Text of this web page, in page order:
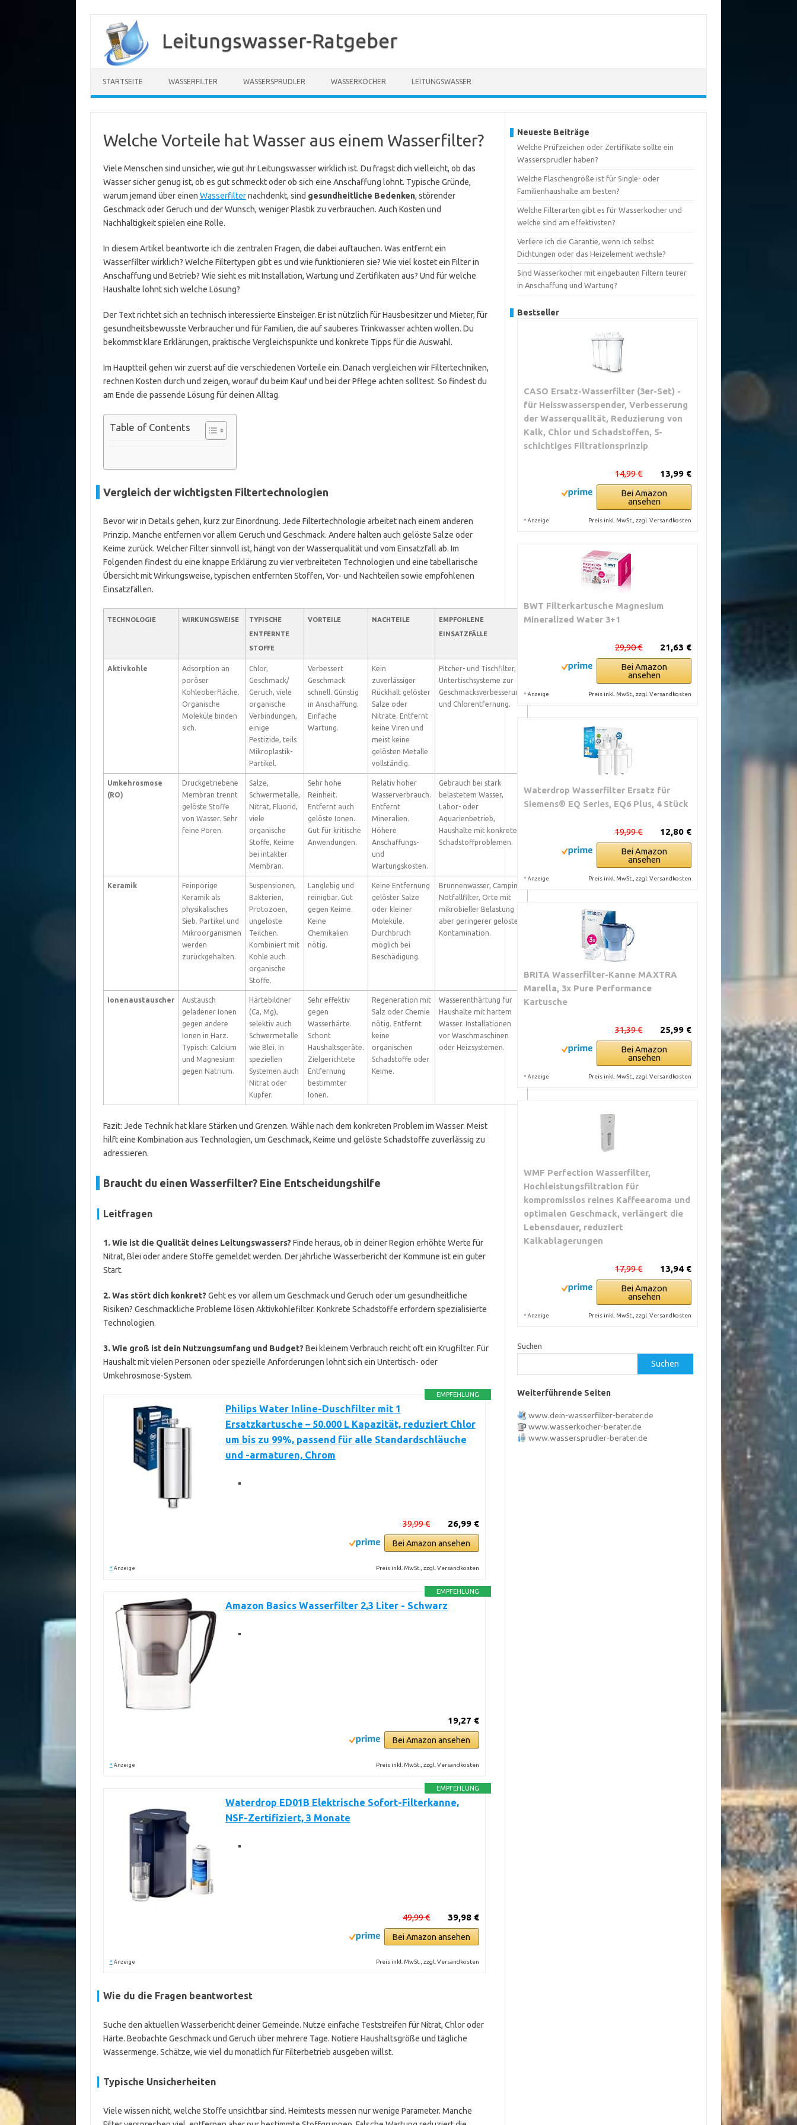
Inhalt
springen
Leitungswasser-Ratgeber
STARTSEITE WASSERFILTER WASSERSPRUDLER WASSERKOCHER LEITUNGSWASSER
Welche Vorteile hat Wasser aus einem Wasserfilter?
Viele Menschen sind unsicher, wie gut ihr Leitungswasser wirklich ist. Du fragst dich vielleicht, ob das
Wasser sicher genug ist, ob es gut schmeckt oder ob sich eine Anschaffung lohnt. Typische Gründe,
warum jemand über einen Wasserfilternachdenkt, sind gesundheitliche Bedenken, störender
Geschmack oder Geruch und der Wunsch, weniger Plastik zu verbrauchen. Auch Kosten und
Nachhaltigkeit spielen eine Rolle.
In diesem Artikel beantworte ich die zentralen Fragen, die dabei auftauchen. Was entfernt ein
Wasserfilter wirklich? Welche Filtertypen gibt es und wie funktionieren sie? Wie viel kostet ein Filter in
Anschaffung und Betrieb? Wie sieht es mit Installation, Wartung und Zertifikaten aus? Und für welche
Haushalte lohnt sich welche Lösung?
Der Text richtet sich an technisch interessierte Einsteiger. Er ist nützlich für Hausbesitzer und Mieter, für
gesundheitsbewusste Verbraucher und für Familien, die auf sauberes Trinkwasser achten wollen. Du
bekommst klare Erklärungen, praktische Vergleichspunkte und konkrete Tipps für die Auswahl.
Im Hauptteil gehen wir zuerst auf die verschiedenen Vorteile ein. Danach vergleichen wir Filtertechniken,
rechnen Kosten durch und zeigen, worauf du beim Kauf und bei der Pflege achten solltest. So findest du
am Ende die passende Lösung für deinen Alltag.
Table of Contents
Vergleich der wichtigsten Filtertechnologien
Bevor wir in Details gehen, kurz zur Einordnung. Jede Filtertechnologie arbeitet nach einem anderen
Prinzip. Manche entfernen vor allem Geruch und Geschmack. Andere halten auch gelöste Salze oder
Keime zurück. Welcher Filter sinnvoll ist, hängt von der Wasserqualität und vom Einsatzfall ab. Im
Folgenden findest du eine knappe Erklärung zu vier verbreiteten Technologien und eine tabellarische
Übersicht mit Wirkungsweise, typischen entfernten Stoffen, Vor- und Nachteilen sowie empfohlenen
Einsatzfällen.
TECHNOLOGIE WIRKUNGSWEISE
TYPISCHE
ENTFERNTE
STOFFE
VORTEILE NACHTEILE
EMPFOHLENE
EINSATZFÄLLE
Aktivkohle
Adsorption an
poröser
Kohleoberfläche.
Organische
Moleküle binden
sich.
Chlor,
Geschmack/
Geruch, viele
organische
Verbindungen,
einige
Pestizide, teils
Mikroplastik-
Partikel.
Verbessert
Geschmack
schnell. Günstig
in Anschaffung.
Einfache
Wartung.
Kein
zuverlässiger
Rückhalt gelöster
Salze oder
Nitrate. Entfernt
keine Viren und
meist keine
gelösten Metalle
vollständig.
Pitcher- und Tischfilter,
Untertischsysteme zur
Geschmacksverbesserung
und Chlorentfernung.
Umkehrosmose
(RO)
Druckgetriebene
Membran trennt
gelöste Stoffe
von Wasser. Sehr
feine Poren.
Salze,
Schwermetalle,
Nitrat, Fluorid,
viele
organische
Stoffe, Keime
bei intakter
Membran.
Sehr hohe
Reinheit.
Entfernt auch
gelöste Ionen.
Gut für kritische
Anwendungen.
Relativ hoher
Wasserverbrauch.
Entfernt
Mineralien.
Höhere
Anschaffungs-
und
Wartungskosten.
Gebrauch bei stark
belastetem Wasser,
Labor- oder
Aquarienbetrieb,
Haushalte mit konkreten
Schadstoffproblemen.
Keramik
Feinporige
Keramik als
physikalisches
Sieb. Partikel und
Mikroorganismen
werden
zurückgehalten.
Suspensionen,
Bakterien,
Protozoen,
ungelöste
Teilchen.
Kombiniert mit
Kohle auch
organische
Stoffe.
Langlebig und
reinigbar. Gut
gegen Keime.
Keine
Chemikalien
nötig.
Keine Entfernung
gelöster Salze
oder kleiner
Moleküle.
Durchbruch
möglich bei
Beschädigung.
Brunnenwasser, Camping,
Notfallfilter, Orte mit
mikrobieller Belastung
aber geringerer gelöster
Kontamination.
Ionenaustauscher
Austausch
geladener Ionen
gegen andere
Ionen in Harz.
Typisch: Calcium
und Magnesium
gegen Natrium.
Härtebildner
(Ca, Mg),
selektiv auch
Schwermetalle
wie Blei. In
speziellen
Systemen auch
Nitrat oder
Kupfer.
Sehr effektiv
gegen
Wasserhärte.
Schont
Haushaltsgeräte.
Zielgerichtete
Entfernung
bestimmter
Ionen.
Regeneration mit
Salz oder Chemie
nötig. Entfernt
keine
organischen
Schadstoffe oder
Keime.
Wasserenthärtung für
Haushalte mit hartem
Wasser. Installationen
vor Waschmaschinen
oder Heizsystemen.
Fazit: Jede Technik hat klare Stärken und Grenzen. Wähle nach dem konkreten Problem im Wasser. Meist
hilft eine Kombination aus Technologien, um Geschmack, Keime und gelöste Schadstoffe zuverlässig zu
adressieren.
Braucht du einen Wasserfilter? Eine Entscheidungshilfe
Leitfragen
1. Wie ist die Qualität deines Leitungswassers? Finde heraus, ob in deiner Region erhöhte Werte für
Nitrat, Blei oder andere Stoffe gemeldet werden. Der jährliche Wasserbericht der Kommune ist ein guter
Start.
2. Was stört dich konkret? Geht es vor allem um Geschmack und Geruch oder um gesundheitliche
Risiken? Geschmackliche Probleme lösen Aktivkohlefilter. Konkrete Schadstoffe erfordern spezialisierte
Technologien.
3. Wie groß ist dein Nutzungsumfang und Budget? Bei kleinem Verbrauch reicht oft ein Krugfilter. Für
Haushalt mit vielen Personen oder spezielle Anforderungen lohnt sich ein Untertisch- oder
Umkehrosmose-System.
EMPFEHLUNG
Philips Water Inline-Duschfilter mit 1
Ersatzkartusche – 50.000 L Kapazität, reduziert Chlor
um bis zu 99%, passend für alle Standardschläuche
und -armaturen, Chrom
26,99 €
39,99 €
Bei Amazon ansehen
* Anzeige Preis inkl. MwSt., zzgl. Versandkosten
EMPFEHLUNG
Amazon Basics Wasserfilter 2,3 Liter - Schwarz
19,27 €
Bei Amazon ansehen
* Anzeige Preis inkl. MwSt., zzgl. Versandkosten
EMPFEHLUNG
Waterdrop ED01B Elektrische Sofort-Filterkanne,
NSF-Zertifiziert, 3 Monate
39,98 €
49,99 €
Bei Amazon ansehen
* Anzeige Preis inkl. MwSt., zzgl. Versandkosten
Wie du die Fragen beantwortest
Suche den aktuellen Wasserbericht deiner Gemeinde. Nutze einfache Teststreifen für Nitrat, Chlor oder
Härte. Beobachte Geschmack und Geruch über mehrere Tage. Notiere Haushaltsgröße und tägliche
Wassermenge. Schätze, wie viel du monatlich für Filterbetrieb ausgeben willst.
Typische Unsicherheiten
Viele wissen nicht, welche Stoffe unsichtbar sind. Heimtests messen nur wenige Parameter. Manche
Neueste Beiträge
Welche Prüfzeichen oder Zertifikate sollte ein
Wassersprudler haben?
Welche Flaschengröße ist für Single- oder
Familienhaushalte am besten?
Welche Filterarten gibt es für Wasserkocher und
welche sind am effektivsten?
Verliere ich die Garantie, wenn ich selbst
Dichtungen oder das Heizelement wechsle?
Sind Wasserkocher mit eingebauten Filtern teurer
in Anschaffung und Wartung?
Bestseller
CASO Ersatz-Wasserfilter (3er-Set) -
für Heisswasserspender, Verbesserung
der Wasserqualität, Reduzierung von
Kalk, Chlor und Schadstoffen, 5-
schichtiges Filtrationsprinzip
13,99 €
14,99 €
Bei Amazon
ansehen
* Anzeige Preis inkl. MwSt., zzgl. Versandkosten
BWT Filterkartusche Magnesium
Mineralized Water 3+1
21,63 €
29,90 €
Bei Amazon
ansehen
* Anzeige Preis inkl. MwSt., zzgl. Versandkosten
Waterdrop Wasserfilter Ersatz für
Siemens® EQ Series, EQ6 Plus, 4 Stück
12,80 €
19,99 €
Bei Amazon
ansehen
* Anzeige Preis inkl. MwSt., zzgl. Versandkosten
BRITA Wasserfilter-Kanne MAXTRA
Marella, 3x Pure Performance
Kartusche
25,99 €
31,39 €
Bei Amazon
ansehen
* Anzeige Preis inkl. MwSt., zzgl. Versandkosten
WMF Perfection Wasserfilter,
Hochleistungsfiltration für
kompromisslos reines Kaffeearoma und
optimalen Geschmack, verlängert die
Lebensdauer, reduziert
Kalkablagerungen
13,94 €
17,99 €
Bei Amazon
ansehen
* Anzeige Preis inkl. MwSt., zzgl. Versandkosten
Suchen
Suchen
Weiterführende Seiten
www.dein-wasserfilter-berater.de
www.wasserkocher-berater.de
www.wassersprudler-berater.de